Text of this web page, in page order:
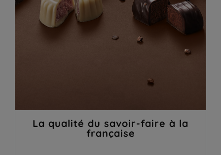
La qualité du savoir-faire à la
française